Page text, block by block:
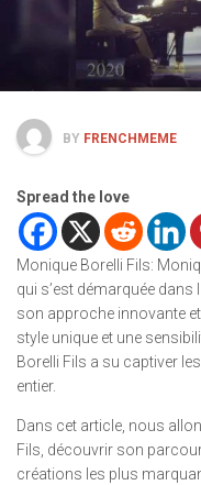
BY FRENCHMEME
Spread the love
Monique Borelli Fils:
qui s’est démarquée
son approche innovante
style unique et une
Borelli Fils a su captiver
entier.
Dans cet article, nous
Fils, découvrir son
créations les plus